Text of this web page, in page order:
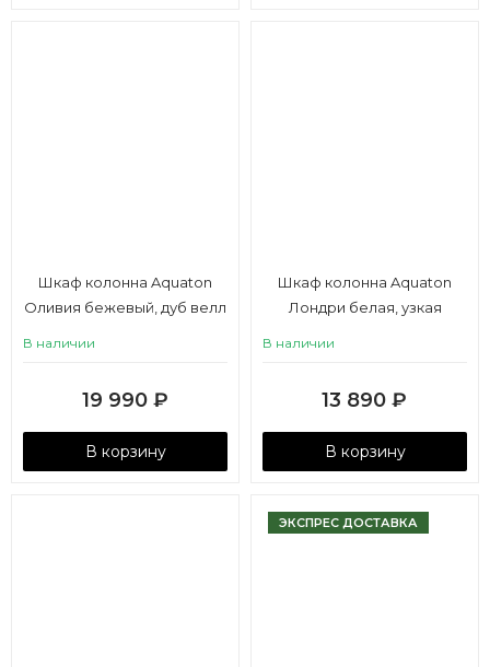
Шкаф колонна Aquaton
Оливия бежевый, дуб велл
В наличии
19 990 ₽
В корзину
Шкаф колонна Aquaton
Лондри белая, узкая
В наличии
13 890 ₽
В корзину
ЭКСПРЕС ДОСТАВКА